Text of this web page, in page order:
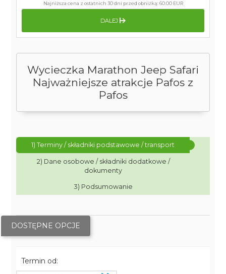
Wycieczka Marathon Jeep Safari
Najważniejsze atrakcje Pafos z
Pafos
1) Terminy / składniki podstawowe / transport
2) Dane osobowe / składniki dodatkowe /
dokumenty
3) Podsumowanie
DOSTĘPNE OPCJE
Termin od:
Najniższa cena z ostatnich 30 dni przed obniżką:60.00 EUR
DALEJ